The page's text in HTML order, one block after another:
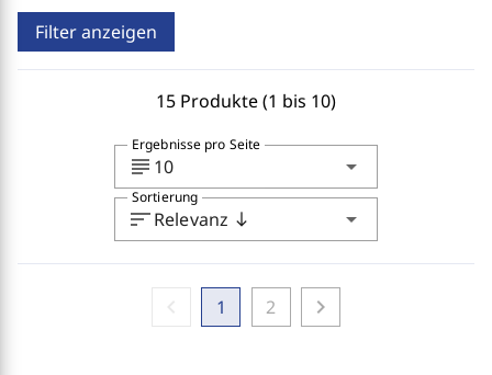
Filter anzeigen
15 Produkte (1 bis 10)
subject 10 arrow_drop_down
Ergebnisse pro Seite
sortRelevanz south arrow_drop_down
Sortierung
1 2 chevron_right